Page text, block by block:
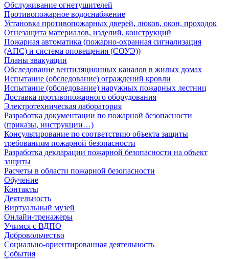
Обслуживание огнетушителей
Противопожарное водоснабжение
Установка противопожарных дверей, люков, окон, проходок
Огнезащита материалов, изделий, конструкций
Пожарная автоматика (пожарно-охранная сигнализация
(АПС) и система оповещения (СОУЭ))
Планы эвакуации
Обследование вентиляционных каналов в жилых домах
Испытание (обследование) ограждений кровли
Испытание (обследование) наружных пожарных лестниц
Доставка противопожарного оборудования
Электротехническая лаборатория
Разработка документации по пожарной безопасности
(приказы, инструкции…)
Консультирование по соответствию объекта защиты
требованиям пожарной безопасности
Разработка декларации пожарной безопасности на объект
защиты
Расчеты в области пожарной безопасности
Обучение
Контакты
Деятельность
Виртуальный музей
Онлайн-тренажеры
Учимся с ВДПО
Добровольчество
Социально-ориентированная деятельность
События